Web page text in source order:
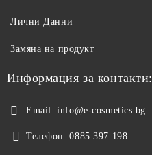
Лични Данни
Замяна на продукт
Информация за контакти:
Email: info@e-cosmetics.bg
Телефон: 0885 397 198